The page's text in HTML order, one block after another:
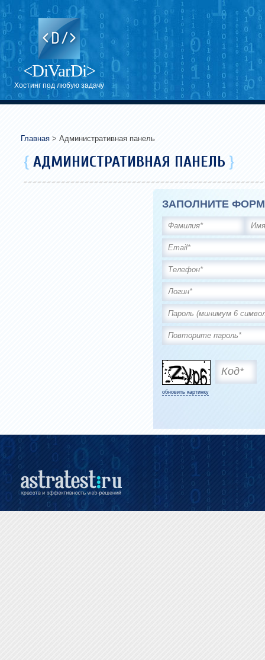
<DiVarDi>
Хостинг под любую задачу
Главная > Административная панель
{ АДМИНИСТРАТИВНАЯ ПАНЕЛЬ }
ЗАПОЛНИТЕ
обновить картинку